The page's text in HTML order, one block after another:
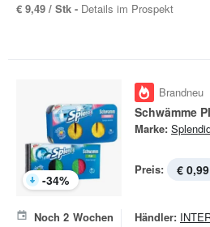
€ 9,49 / Stk - Details im Prospekt
-34%
Brandneu
Schwämme
Marke:
Preis: € 0,99
Noch 2 Wochen
Händler: